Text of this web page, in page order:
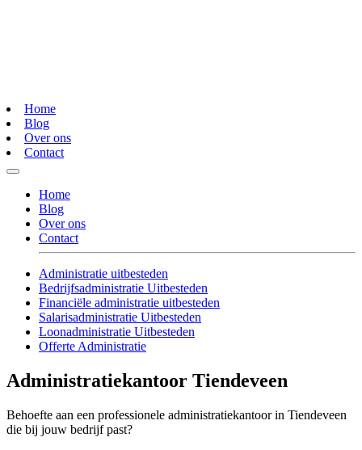
Home
Blog
Over ons
Contact
Home
Blog
Over ons
Contact
Administratie uitbesteden
Bedrijfsadministratie Uitbesteden
Financiële administratie uitbesteden
Salarisadministratie Uitbesteden
Loonadministratie Uitbesteden
Offerte Administratie
Administratiekantoor Tiendeveen
Behoefte aan een professionele administratiekantoor in Tiendeveen
die bij jouw bedrijf past?